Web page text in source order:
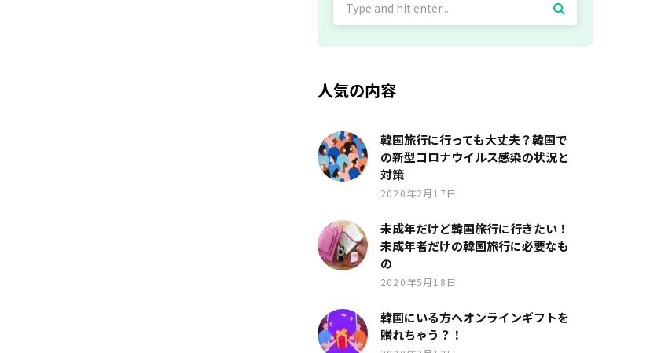
人気の内容
韓国旅行に行っても大丈夫？韓国で
の新型コロナウイルス感染の状況と
対策
2020年2月17日
未成年だけど韓国旅行に行きたい！
未成年者だけの韓国旅行に必要なも
の
2020年5月18日
韓国にいる方へオンラインギフトを
贈れちゃう？！